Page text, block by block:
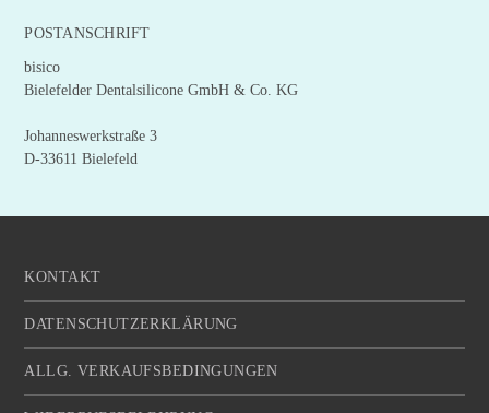
POSTANSCHRIFT
bisico
Bielefelder Dentalsilicone GmbH & Co. KG
Johanneswerkstraße 3
D-33611 Bielefeld
KONTAKT
DATENSCHUTZERKLÄRUNG
ALLG. VERKAUFSBEDINGUNGEN